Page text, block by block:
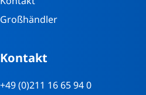
Großhändler
Kontakt
+49 (0)211 16 65 94 0